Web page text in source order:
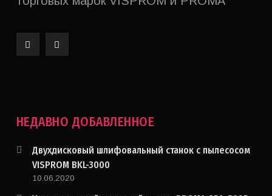
НЕДАВНО ДОБАВЛЕННОЕ
Двухдисковый шлифовальный станок с пылесосом
VISPROM BKL-3000
10.06.2020